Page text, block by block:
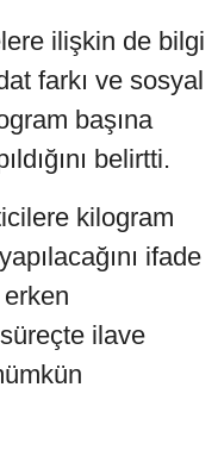
ilişkin de bilgi
farkı ve sosyal
başına
belirtti.
kilogram
ifade
erken
süreçte ilave